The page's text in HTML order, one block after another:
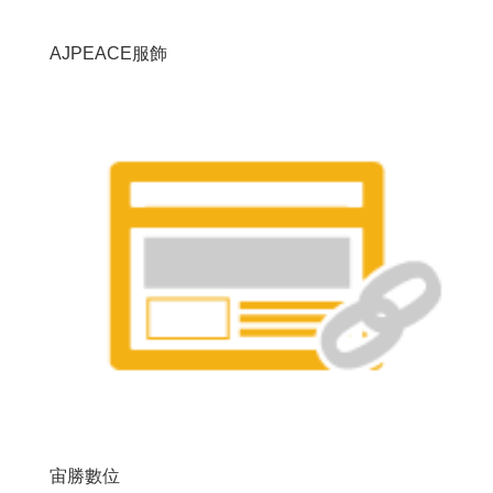
AJPEACE服飾
宙勝數位